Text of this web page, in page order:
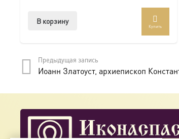
В корзину
Купить
Предыдущая запись
Иоанн Златоуст, архиепископ